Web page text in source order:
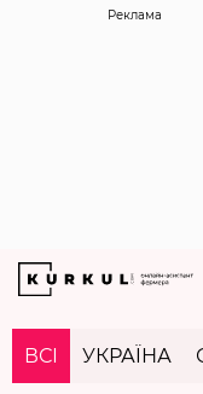
Реклама
ВСІ УКРАЇНА